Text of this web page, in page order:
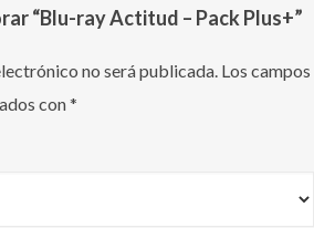
“Blu-ray Actitud – Pack Plus+”
no será publicada. Los campos
con*